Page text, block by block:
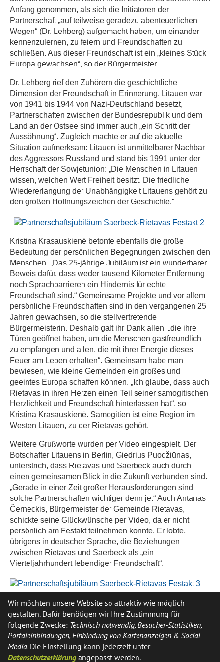
Anfang genommen, als sich die Initiatoren der
Partnerschaft „auf teilweise geradezu abenteuerlichen
Wegen“ (Dr. Lehberg) aufgemacht haben, um einander
kennenzulernen, zu feiern und Freundschaften zu
schließen. Aus dieser Freundschaft ist ein „kleines Stück
Europa gewachsen“, so der Bürgermeister.
Dr. Lehberg rief den Zuhörern die geschichtliche
Dimension der Freundschaft in Erinnerung. Litauen war
von 1941 bis 1944 von Nazi-Deutschland besetzt,
Partnerschaften zwischen der Bundesrepublik und dem
Land an der Ostsee sind immer auch „ein Schritt der
Aussöhnung“. Zugleich machte er auf die aktuelle
Situation aufmerksam: Litauen ist unmittelbarer Nachbar
des Aggressors Russland und stand bis 1991 unter der
Herrschaft der Sowjetunion: „Die Menschen in Litauen
wissen, welchen Wert Freiheit besitzt. Die friedliche
Wiedererlangung der Unabhängigkeit Litauens gehört zu
den großen Hoffnungszeichen der Geschichte.“
Kristina Krasauskienė betonte ebenfalls die große
Bedeutung der persönlichen Begegnungen zwischen den
Menschen. „Das 25-jährige Jubiläum ist ein wunderbarer
Beweis dafür, dass weder tausend Kilometer Entfernung
noch Sprachbarrieren ein Hindernis für echte
Freundschaft sind.“ Gemeinsame Projekte und vor allem
persönliche Freundschaften sind in den vergangenen 25
Jahren gewachsen, so die stellvertretende
Bürgermeisterin. Deshalb galt ihr Dank allen, „die ihre
Türen geöffnet haben, um die Menschen gastfreundlich
zu empfangen und allen, die mit ihrer Energie dieses
Feuer am Leben erhalten“. Gemeinsam habe man
bewiesen, wie kleine Gemeinden ein großes und
geeintes Europa schaffen können. „Ich glaube, dass auch
Rietavas in ihren Herzen einen Teil seiner samogitischen
Herzlichkeit und Freundschaft hinterlassen hat“, so
Kristina Krasauskienė. Samogitien ist eine Region im
Westen Litauen, zu der Rietavas gehört.
Weitere Grußworte wurden per Video eingespielt. Der
Botschafter Litauens in Berlin, Giedrius Puodžiūnas,
unterstrich, dass Rietavas und Saerbeck auch durch
einen gemeinsamen Blick in die Zukunft verbunden sind.
„Gerade in einer Zeit großer Herausforderungen sind
solche Partnerschaften wichtiger denn je.“ Auch Antanas
Černeckis, Bürgermeister der Gemeinde Rietavas,
schickte seine Glückwünsche per Video, da er nicht
persönlich am Festakt teilnehmen konnte. Er lobte,
übrigens in deutscher Sprache, die Beziehungen
zwischen Rietavas und Saerbeck als „ein
Vierteljahrhundert lebendiger Freundschaft“.
Die Veranstaltung in der Bürgerscheune war
gekennzeichnet durch eine festliche Atmosphäre.
Fröhliche Akzente setzte das Rietavas City Orchester
unter der Leitung des gutgelaunten Dirigenten Nerijus
Jasinskas. Auch das Quiz zur Partnerschaft, an dem alle
Gäste per Smartphone teilnehmen konnten, war eine
Wir möchten unsere Website so attraktiv wie möglich
gestalten. Dafür benötigen wir Ihre Zustimmung für
folgende Zwecke: Technisch notwendig, Besucher-Statistiken,
Portaleinbindungen, Einbindung von Kartenanzeigen & Social
Media. Die Einstellung kann jederzeit unter
Datenschutzerklärung angepasst werden.